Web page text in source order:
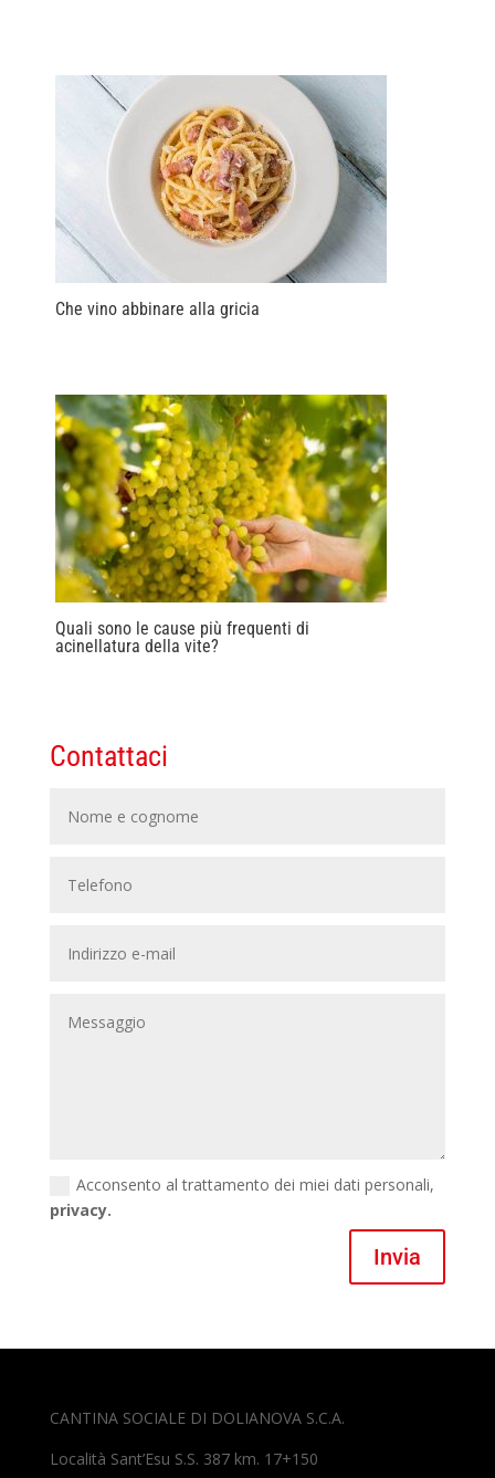
Che vino abbinare alla gricia
Quali sono le cause più frequenti di
acinellatura della vite?
Contattaci
Acconsento al trattamento dei miei dati personali,
privacy.
Invia
CANTINA SOCIALE DI DOLIANOVA S.C.A.
Località Sant’Esu S.S. 387 km. 17+150